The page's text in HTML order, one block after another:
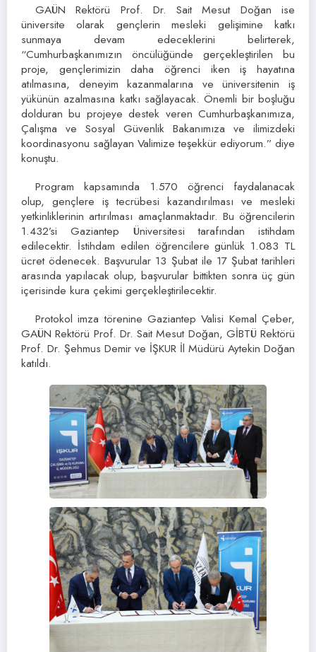
GAÜN Rektörü Prof. Dr. Sait Mesut Doğan ise
üniversite olarak gençlerin mesleki gelişimine katkı
sunmaya devam edeceklerini belirterek,
“Cumhurbaşkanımızın öncülüğünde gerçekleştirilen bu
proje, gençlerimizin daha öğrenci iken iş hayatına
atılmasına, deneyim kazanmalarına ve üniversitenin iş
yükünün azalmasına katkı sağlayacak. Önemli bir boşluğu
dolduran bu projeye destek veren Cumhurbaşkanımıza,
Çalışma ve Sosyal Güvenlik Bakanımıza ve ilimizdeki
koordinasyonu sağlayan Valimize teşekkür ediyorum.” diye
konuştu.
Program kapsamında 1.570 öğrenci faydalanacak
olup, gençlere iş tecrübesi kazandırılması ve mesleki
yetkinliklerinin artırılması amaçlanmaktadır. Bu öğrencilerin
1.432’si Gaziantep Üniversitesi tarafından istihdam
edilecektir. İstihdam edilen öğrencilere günlük 1.083 TL
ücret ödenecek. Başvurular 13 Şubat ile 17 Şubat tarihleri
arasında yapılacak olup, başvurular bittikten sonra üç gün
içerisinde kura çekimi gerçekleştirilecektir.
Protokol imza törenine Gaziantep Valisi Kemal Çeber,
GAÜN Rektörü Prof. Dr. Sait Mesut Doğan, GİBTÜ Rektörü
Prof. Dr. Şehmus Demir ve İŞKUR İl Müdürü Aytekin Doğan
katıldı.